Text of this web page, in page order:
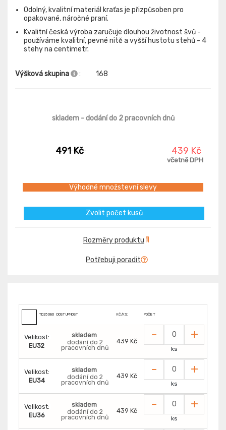
Odolný, kvalitní materiál kraťas je přizpůsoben pro
opakované, náročné praní.
Kvalitní česká výroba zaručuje dlouhou životnost švů -
používáme kvalitní, pevné nitě a vyšší hustotu stehů - 4
stehy na centimetr.
Výšková skupina : 168
skladem- dodání do 2 pracovních dnů
491 Kč 439 Kč
včetně DPH
Výhodné množstevní slevy
Zvolit počet kusů
Rozměry produktu
Potřebuji poradit
TD2508029000000
DOSTUPNOST KČ/KS: POČET
Velikost:
EU32
skladem
dodání do 2
pracovních dnů
439 Kč - +
ks
Velikost:
EU34
skladem
dodání do 2
pracovních dnů
439 Kč - +
ks
Velikost:
EU36
skladem
dodání do 2
pracovních dnů
439 Kč - +
ks